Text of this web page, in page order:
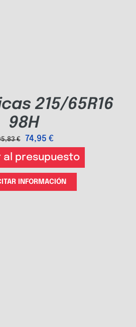
215/65R16
98H
€ 74,95 €
al presupuesto
INFORMACIÓN